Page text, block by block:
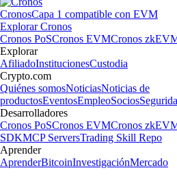
CronosCapa 1 compatible con EVM
Explorar Cronos
Cronos PoSCronos EVMCronos
Explorar
AfiliadoInstitucionesCustodia
Crypto.com
Quiénes somosNoticiasNoticias de
productosEventosEmpleoSocios
Desarrolladores
Cronos PoSCronos EVMCronos
SDKMCP ServersTrading Skill Repo
Aprender
AprenderBitcoinInvestigaciónMercado